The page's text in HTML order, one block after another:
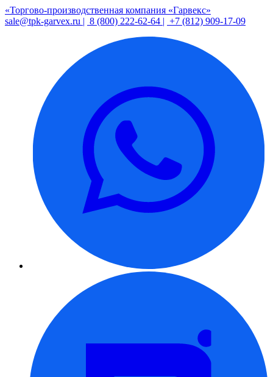
«Торгово-производственная компания «Гарвекс»
sale@tpk-garvex.ru | 8 (800) 222-62-64 | +7 (812) 909-17-09